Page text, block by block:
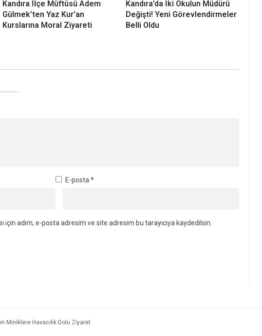
Cebeci’de Yaz Kur’an Kursu
Coşkuyla Tamamlandı! 70
Öğrenciye Unutulmaz Kapanış
Kandıra Kaymakamı Ömer Lütfi
Yaran’dan Yaz Kur’an Kurslarına
Ziyaret